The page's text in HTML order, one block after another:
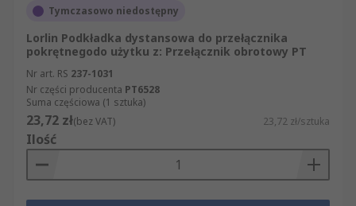
Tymczasowo niedostępny
Lorlin Podkładka dystansowa do przełącznika
pokrętnegodo użytku z: Przełącznik obrotowy PT
Nr art. RS 237-1031
Nr części producenta PT6528
Suma częściowa (1 sztuka)
23,72 zł(bez VAT) 23,72 zł/sztuka
Ilość